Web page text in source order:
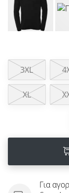
Εμφάνιση
άρθρων
3XL
XL
Για